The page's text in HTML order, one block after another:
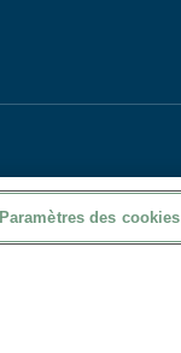
Paramètres des cookies